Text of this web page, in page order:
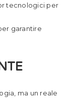
tecnologici per
garantire
ma un reale